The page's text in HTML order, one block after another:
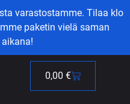
varastostamme. Tilaa klo
paketin vielä saman
0,00 €